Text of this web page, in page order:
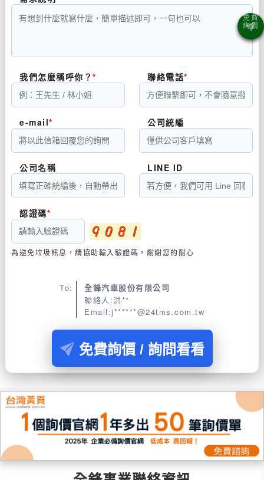
我們怎麼稱呼你？ 聯絡電話
e-mail 公司統編
公司名稱 LINE ID
認證碼
為避免垃圾訊息，請協助輸入驗證碼，謝謝您的耐心
To:
全鋒汽車股份有限公司
聯絡人:洪**
Email:j******@24tms.com.tw
免費詢價 / 詢問看看